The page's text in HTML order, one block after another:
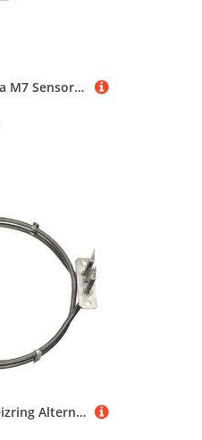
Bebykilemi Für Spa M7 Sensor 24 Zoll Temperatur High Limit Ersatz 1/4 Zoll Durchmesser 2-polig Kompatibel mit 32016,30042,30382 Für Whirlpool-Steuerungssystem
Umluftheizung Heizring Alternativersatzteil Backofenheizung für Electrolux Juno Miele Whirlpool Elektroherd